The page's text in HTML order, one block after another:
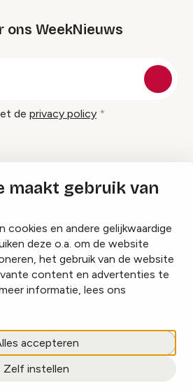
maakt gebruik van
cookies en andere gelijkwaardige
deze o.a. om de website
het gebruik van de website
content en advertenties te
informatie, lees ons
accepteren
Zelf instellen
ons WeekNieuws
de privacy policy
Events Magazine